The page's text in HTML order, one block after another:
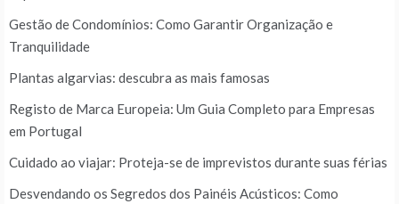
Gestão de Condomínios: Como Garantir Organização e
Tranquilidade
Plantas algarvias: descubra as mais famosas
Registo de Marca Europeia: Um Guia Completo para Empresas
em Portugal
Cuidado ao viajar: Proteja-se de imprevistos durante suas férias
Desvendando os Segredos dos Painéis Acústicos: Como